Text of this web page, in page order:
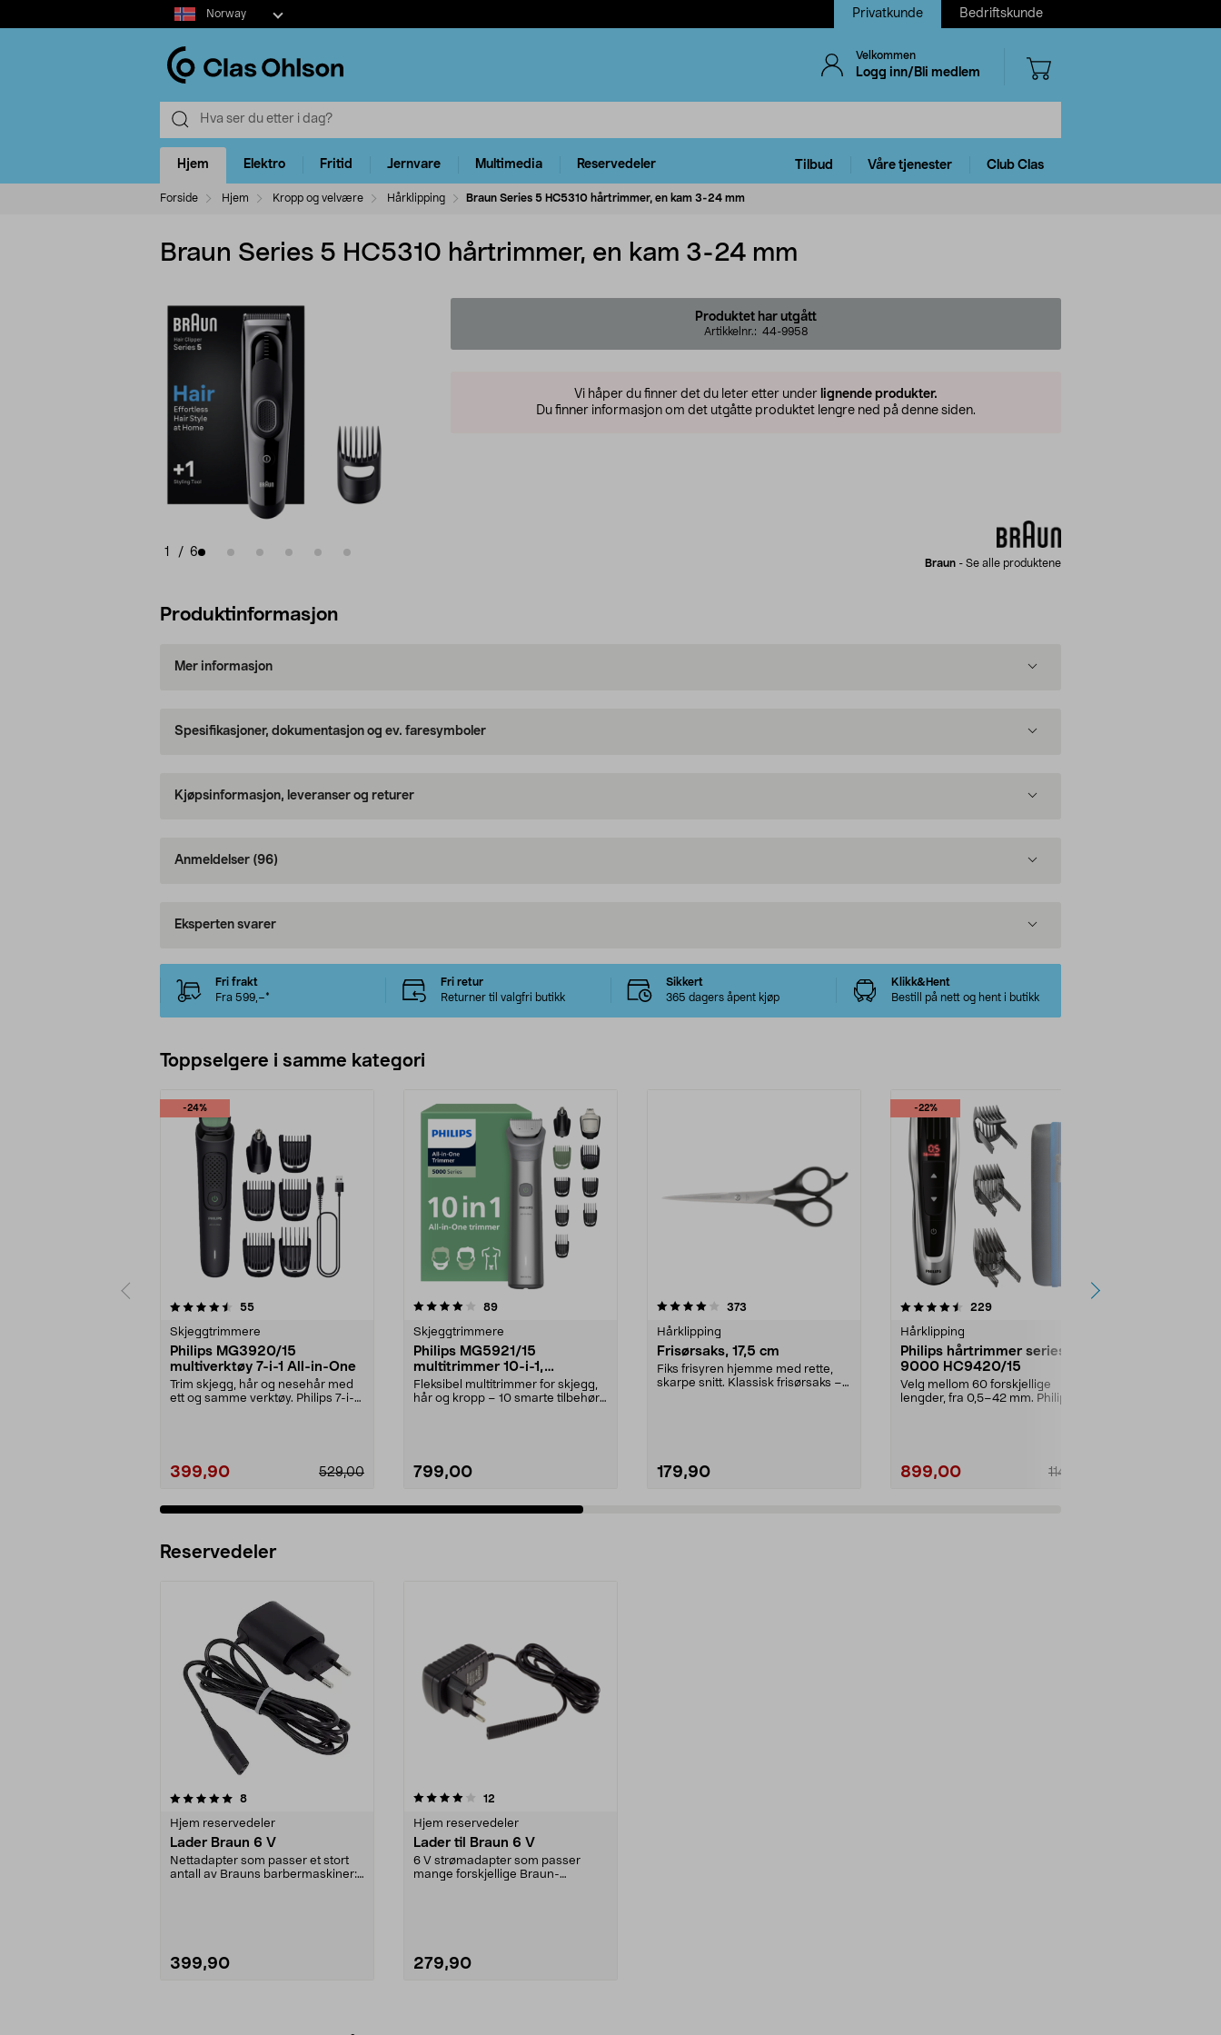
Select
market
Norway Privatkunde Bedriftskunde
Velkommen
Logg inn/Bli medlem
Hjem Elektro Fritid Jernvare Multimedia Reservedeler Tilbud Våre tjenester Club Clas
Forside Hjem Kropp og velvære Hårklipping Braun Series 5 HC5310 hårtrimmer, en kam 3-24 mm
Braun Series 5 HC5310 hårtrimmer, en kam 3-24 mm
1 / 6
Produktet har utgått
Artikkelnr.: 44-9958
Vi håper du finner det du leter etter under lignende produkter.
Du finner informasjon om det utgåtte produktet lengre ned på denne siden.
Braun - Se alle produktene
Produktinformasjon
Mer informasjon
Spesifikasjoner, dokumentasjon og ev. faresymboler
Kjøpsinformasjon, leveranser og returer
Anmeldelser (96)
Eksperten svarer
Fri frakt
Fra 599,–*
Fri retur
Returner til valgfri butikk
Sikkert
365 dagers åpent kjøp
Klikk&Hent
Bestill på nett og hent i butikk
Toppselgere i samme kategori
-24%
55anmeldelser
Skjeggtrimmere
Philips MG3920/15
multiverktøy 7-i-1 All-in-One
Trim skjegg, hår og nesehår med
ett og samme verktøy. Philips 7-i-1-
399,90 529,00
4.0 av 5 stjerner 89anmeldelser
Skjeggtrimmere
Philips MG5921/15
multitrimmer 10-i-1,
batteridrevet
Fleksibel multitrimmer for skjegg,
hår og kropp – 10 smarte tilbehør.
799,00
4.0 av 5 stjerner 373
Hårklipping
Frisørsaks, 17,5 cm
Fiks frisyren hjemme med rette,
skarpe snitt. Klassisk frisørsaks –
179,90
-22%
4.5 av 5 stjerner 229anmeldelser
Hårklipping
Philips hårtrimmer series
9000 HC9420/15
Velg mellom 60 forskjellige
lengder, fra 0,5–42 mm. Philips
899,00 1149,00
4.0 av 5 stjerner
Reservedeler
8anmeldelser
Hjem reservedeler
Lader Braun 6 V
Nettadapter som passer et stort
antall av Brauns barbermaskiner:
399,90
4.0av 5 stjerner 12
Hjem reservedeler
Lader til Braun 6 V
6 V strømadapter som passer
mange forskjellige Braun-
279,90